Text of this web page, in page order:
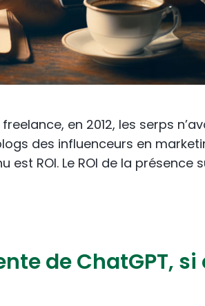
en 2012, les serps
des influenceurs en
ROI. Le ROI de la présence
de ChatGPT, si